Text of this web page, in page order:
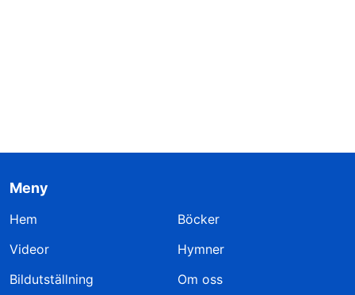
Meny
Hem
Böcker
Videor
Hymner
Bildutställning
Om oss